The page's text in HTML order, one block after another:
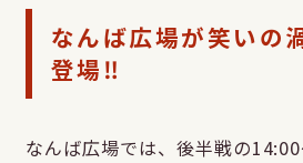
なんば広場が笑いの
登場‼
なんば広場では、後半戦の